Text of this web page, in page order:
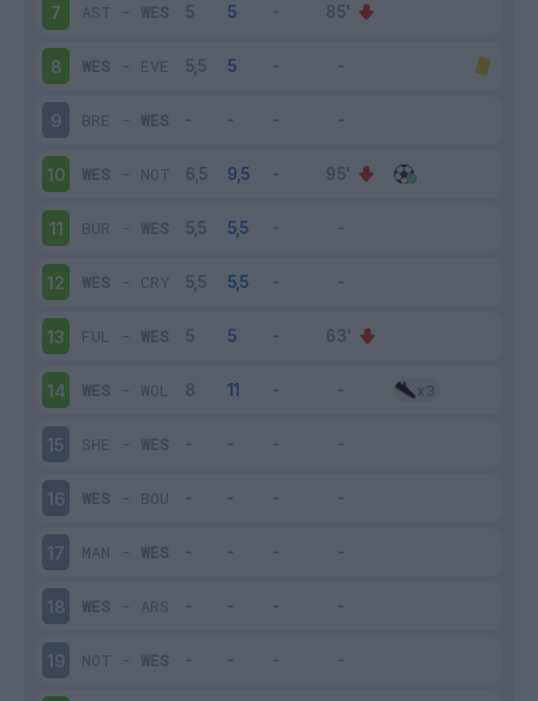
7 AST - WES
8 WES - EVE
9 BRE - WES
10 WES - NOT
11 BUR - WES
12 WES - CRY
13 FUL - WES
14 WES - WOL
15 SHE - WES
16 WES - BOU
17 MAN - WES
18 WES - ARS
19 NOT - WES